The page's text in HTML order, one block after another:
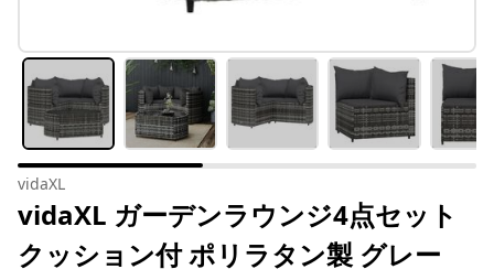
vidaXL
vidaXL ガーデンラウンジ4点セット
クッション付 ポリラタン製 グレー